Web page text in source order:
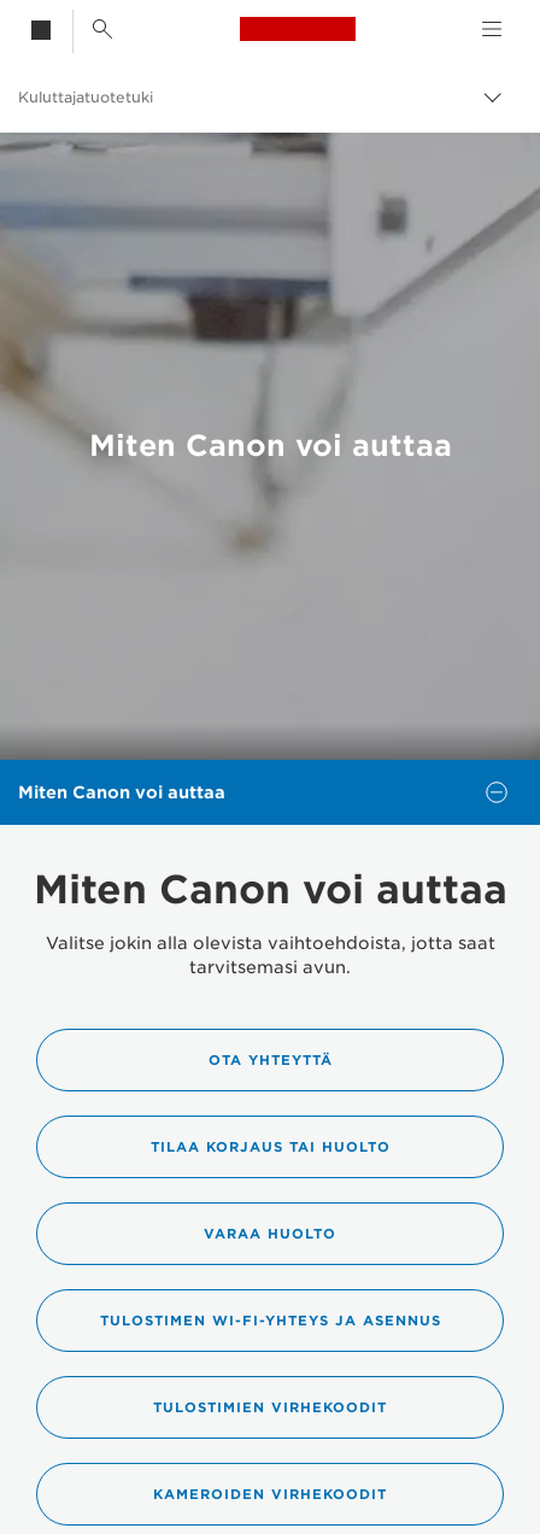
Canon Logo, back
Canon
Kuluttajatuotetuki
Miten Canon voi auttaa
Miten Canon voi auttaa
Miten Canon voi auttaa
Valitse jokin alla olevista vaihtoehdoista, jotta saat
tarvitsemasi avun.
OTA YHTEYTTÄ
TILAA KORJAUS TAI HUOLTO
VARAA HUOLTO
TULOSTIMEN WI-FI-YHTEYS JA ASENNUS
TULOSTIMIEN VIRHEKOODIT
KAMEROIDEN VIRHEKOODIT